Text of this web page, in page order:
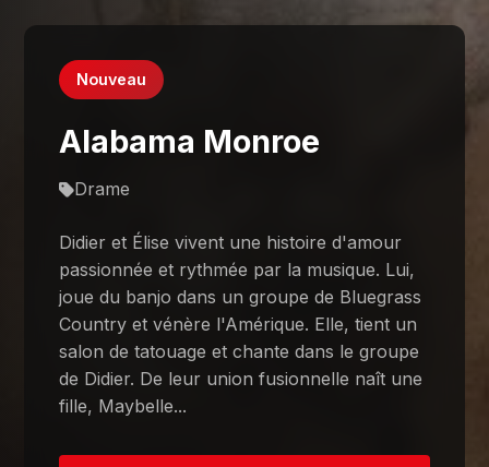
Nouveau
Alabama Monroe
Drame
Didier et Élise vivent une histoire d'amour
passionnée et rythmée par la musique. Lui,
joue du banjo dans un groupe de Bluegrass
Country et vénère l'Amérique. Elle, tient un
salon de tatouage et chante dans le groupe
de Didier. De leur union fusionnelle naît une
fille, Maybelle...